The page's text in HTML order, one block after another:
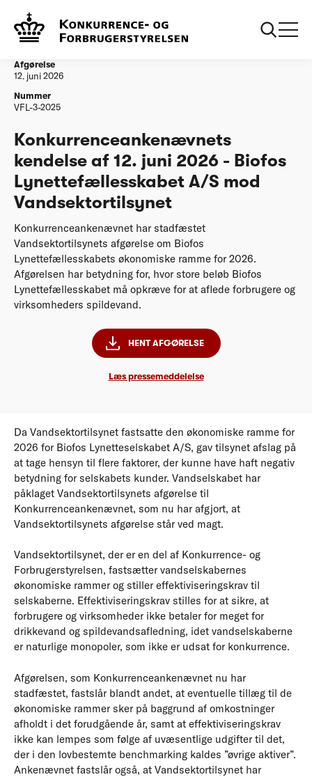
Vandtilsyn
Lynettefællesskabet
Afgørelse
12. juni 2026
Nummer
VFL-3-2025
Konkurrenceankenævnets
kendelse af 12. juni 2026 - Biofos
Lynettefællesskabet A/S mod
Vandsektortilsynet
Konkurrenceankenævnet har stadfæstet
Vandsektortilsynets afgørelse om Biofos
Lynettefællesskabets økonomiske ramme for 2026.
Afgørelsen har betydning for, hvor store beløb Biofos
Lynettefællesskabet må opkræve for at aflede forbrugere og
virksomheders spildevand.
HENT AFGØRELSE
Læs pressemeddelelse
Da Vandsektortilsynet fastsatte den økonomiske ramme for
2026 for Biofos Lynetteselskabet A/S, gav tilsynet afslag på
at tage hensyn til flere faktorer, der kunne have haft negativ
betydning for selskabets kunder. Vandselskabet har
påklaget Vandsektortilsynets afgørelse til
Konkurrenceankenævnet, som nu har afgjort, at
Vandsektortilsynets afgørelse står ved magt.
Vandsektortilsynet, der er en del af Konkurrence- og
Forbrugerstyrelsen, fastsætter vandselskabernes
økonomiske rammer og stiller effektiviseringskrav til
selskaberne. Effektiviseringskrav stilles for at sikre, at
forbrugere og virksomheder ikke betaler for meget for
drikkevand og spildevandsafledning, idet vandselskaberne
er naturlige monopoler, som ikke er udsat for konkurrence.
Afgørelsen, som Konkurrenceankenævnet nu har
stadfæstet, fastslår blandt andet, at eventuelle tillæg til de
økonomiske rammer sker på baggrund af omkostninger
afholdt i det forudgående år, samt at effektiviseringskrav
ikke kan lempes som følge af uvæsentlige udgifter til det,
der i den lovbestemte benchmarking kaldes ”øvrige aktiver”.
Ankenævnet fastslår også, at Vandsektortilsynet har